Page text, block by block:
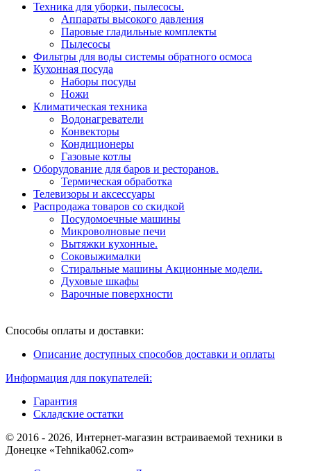
Техника для уборки, пылесосы.
Аппараты высокого давления
Паровые гладильные комплекты
Пылесосы
Фильтры для воды системы обратного осмоса
Кухонная посуда
Наборы посуды
Ножи
Климатическая техника
Водонагреватели
Конвекторы
Кондиционеры
Газовые котлы
Оборудование для баров и ресторанов.
Термическая обработка
Телевизоры и аксессуары
Распродажа товаров со скидкой
Посудомоечные машины
Микроволновые печи
Вытяжки кухонные.
Соковыжималки
Стиральные машины Акционные модели.
Духовые шкафы
Варочные поверхности
Способы оплаты и доставки:
Описание доступных способов доставки и оплаты
Информация для покупателей:
Гарантия
Складские остатки
© 2016 - 2026, Интернет-магазин встраиваемой техники в
Донецке «Tehnika062.com»